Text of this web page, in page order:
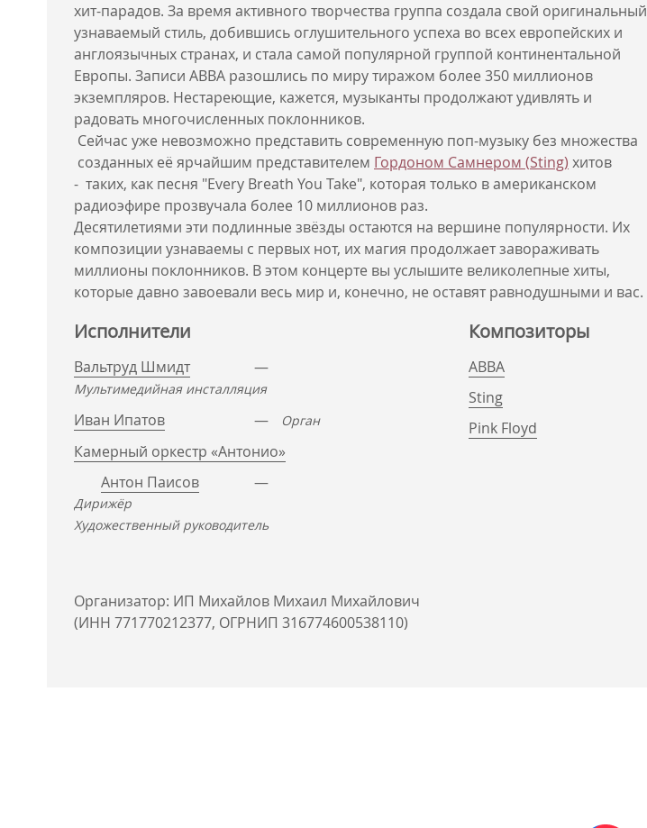
хит-парадов. За время активного творчества группа создала свой оригинальный
узнаваемый стиль, добившись оглушительного успеха во всех европейских и
англоязычных странах, и стала самой популярной группой континентальной
Европы. Записи АВВА разошлись по миру тиражом более 350 миллионов
экземпляров. Нестареющие, кажется, музыканты продолжают удивлять и
радовать многочисленных поклонников.
Сейчас уже невозможно представить современную поп-музыку без множества
созданных её ярчайшим представителем Гордоном Самнером (Sting) хитов
- таких, как песня "Every Breath You Take", которая только в американском
радиоэфире прозвучала более 10 миллионов раз.
Десятилетиями эти подлинные звёзды остаются на вершине популярности. Их
композиции узнаваемы с первых нот, их магия продолжает завораживать
миллионы поклонников. В этом концерте вы услышите великолепные хиты,
которые давно завоевали весь мир и, конечно, не оставят равнодушными и вас.
Исполнители
Вальтруд Шмидт —
Мультимедийная инсталляция
Иван Ипатов — Орган
Камерный оркестр «Антонио»
Антон Паисов
—
Дирижёр
Художественный руководитель
Композиторы
ABBA
Sting
Pink Floyd
Организатор: ИП Михайлов Михаил Михайлович
(ИНН 771770212377, ОГРНИП 316774600538110)